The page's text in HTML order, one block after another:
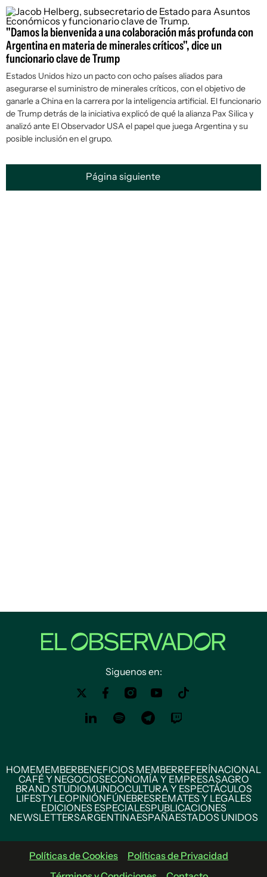
"Damos la bienvenida a una colaboración más profunda con
Argentina en materia de minerales críticos", dice un
funcionario clave de Trump
Estados Unidos hizo un pacto con ocho países aliados para
asegurarse el suministro de minerales críticos, con el objetivo de
ganarle a China en la carrera por la inteligencia artificial. El funcionario
de Trump detrás de la iniciativa explicó de qué la alianza Pax Silica y
analizó ante El Observador USA el papel que juega Argentina y su
posible inclusión en el grupo.
Página siguiente
Siguenos en:
HOMEMEMBERBENEFICIOS MEMBERREFERÍNACIONAL
CAFÉ Y NEGOCIOSECONOMÍA Y EMPRESASAGRO
BRAND STUDIOMUNDOCULTURA Y ESPECTÁCULOS
LIFESTYLEOPINIÓNFÚNEBRESREMATES Y LEGALES
EDICIONES ESPECIALESPUBLICACIONES
NEWSLETTERSARGENTINAESPAÑAESTADOS UNIDOS
Políticas de Cookies
Políticas de Privacidad